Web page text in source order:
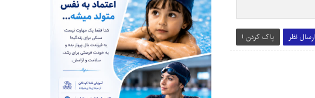
ارسال نظر پاک کردن !